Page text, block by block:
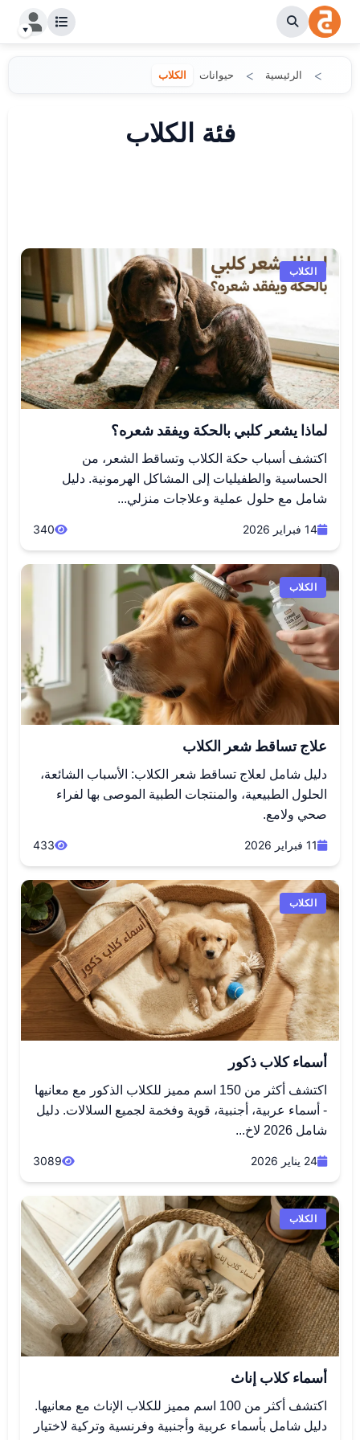
الكلاب حيوانات الرئيسية
فئة الكلاب
الكلاب
لماذا يشعر كلبي بالحكة ويفقد شعره؟
اكتشف أسباب حكة الكلاب وتساقط الشعر، من
الحساسية والطفيليات إلى المشاكل الهرمونية. دليل
شامل مع حلول عملية وعلاجات منزلي...
14 فبراير 2026 340
الكلاب
علاج تساقط شعر الكلاب
دليل شامل لعلاج تساقط شعر الكلاب: الأسباب الشائعة،
الحلول الطبيعية، والمنتجات الطبية الموصى بها لفراء
صحي ولامع.
11 فبراير 2026 433
الكلاب
أسماء كلاب ذكور
اكتشف أكثر من 150 اسم مميز للكلاب الذكور مع معانيها
- أسماء عربية، أجنبية، قوية وفخمة لجميع السلالات. دليل
شامل 2026 لاخ...
24 يناير 2026 3089
الكلاب
أسماء كلاب إناث
اكتشف أكثر من 100 اسم مميز للكلاب الإناث مع معانيها.
دليل شامل بأسماء عربية وأجنبية وفرنسية وتركية لاختيار